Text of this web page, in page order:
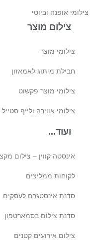
אופנה וביוטי
צילום מוצר
צילומי מוצר
חבילת מיתוג לאמאזון‎
צילומי מוצר פקשוט
צילומי אווירה ולייף סטייל
ועוד...
אינסטה קווין – צילום
לקוחות ממליצים
סדנת אינסטגרם לעסקים
סדנת צילום בסמארטפון
צילום אירועים קטנים